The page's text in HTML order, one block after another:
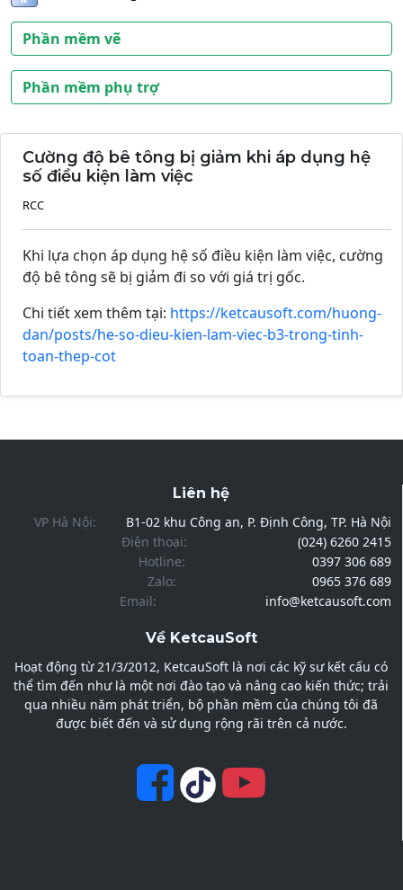
Phần mềm vẽ
Phần mềm phụ trợ
Cường độ bê tông bị giảm khi áp dụng hệ
số điều kiện làm việc
RCC
Khi lựa chọn áp dụng hệ số điều kiện làm việc, cường
độ bê tông sẽ bị giảm đi so với giá trị gốc.
Chi tiết xem thêm tại: https://ketcausoft.com/huong-
dan/posts/he-so-dieu-kien-lam-viec-b3-trong-tinh-
toan-thep-cot
Liên hệ
VP Hà Nội:
B1-02 khu Công an, P. Định Công, TP. Hà Nội
Điện thoại:
(024) 6260 2415
Hotline:
0397 306 689
Zalo:
0965 376 689
Email:
info@ketcausoft.com
Về KetcauSoft
Hoạt động từ 21/3/2012, KetcauSoft là nơi các kỹ sư kết cấu có
thể tìm đến như là một nơi đào tạo và nâng cao kiến thức; trải
qua nhiều năm phát triển, bộ phần mềm của chúng tôi đã
được biết đến và sử dụng rộng rãi trên cả nước.